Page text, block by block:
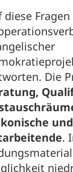
diese
Die
.